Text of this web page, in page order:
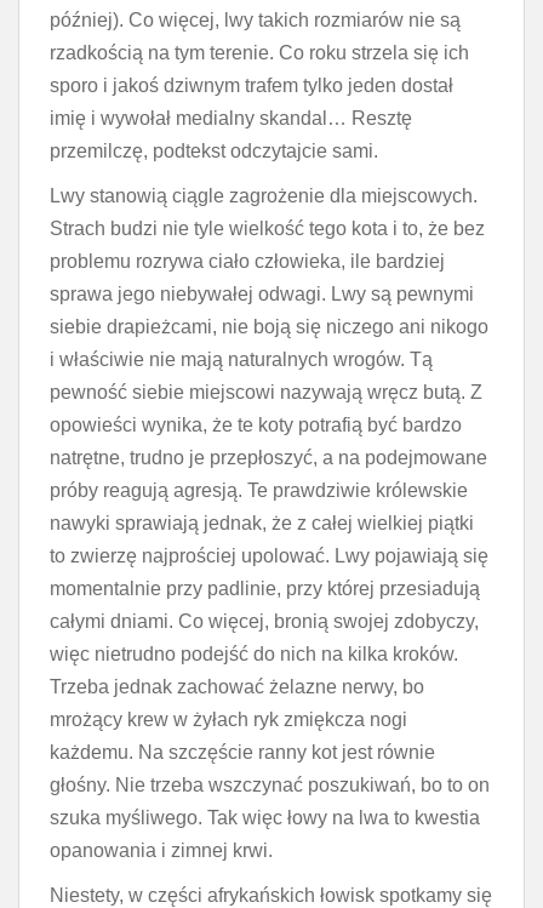
później). Co więcej, lwy takich rozmiarów nie są
rzadkością na tym terenie. Co roku strzela się ich
sporo i jakoś dziwnym trafem tylko jeden dostał
imię i wywołał medialny skandal… Resztę
przemilczę, podtekst odczytajcie sami.
Lwy stanowią ciągle zagrożenie dla miejscowych.
Strach budzi nie tyle wielkość tego kota i to, że bez
problemu rozrywa ciało człowieka, ile bardziej
sprawa jego niebywałej odwagi. Lwy są pewnymi
siebie drapieżcami, nie boją się niczego ani nikogo
i właściwie nie mają naturalnych wrogów. Tą
pewność siebie miejscowi nazywają wręcz butą. Z
opowieści wynika, że te koty potrafią być bardzo
natrętne, trudno je przepłoszyć, a na podejmowane
próby reagują agresją. Te prawdziwie królewskie
nawyki sprawiają jednak, że z całej wielkiej piątki
to zwierzę najprościej upolować. Lwy pojawiają się
momentalnie przy padlinie, przy której przesiadują
całymi dniami. Co więcej, bronią swojej zdobyczy,
więc nietrudno podejść do nich na kilka kroków.
Trzeba jednak zachować żelazne nerwy, bo
mrożący krew w żyłach ryk zmiękcza nogi
każdemu. Na szczęście ranny kot jest równie
głośny. Nie trzeba wszczynać poszukiwań, bo to on
szuka myśliwego. Tak więc łowy na lwa to kwestia
opanowania i zimnej krwi.
Niestety, w części afrykańskich łowisk spotkamy się